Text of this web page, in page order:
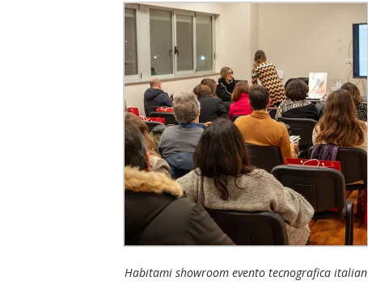
Habitami showroom evento tecnografica italian